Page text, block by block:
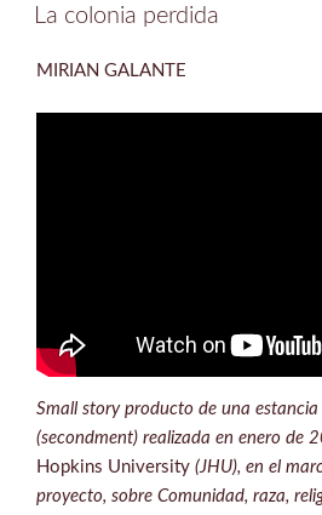
La colonia perdida
MIRIAN GALANTE
Small story producto de una estancia
(secondment) realizada en enero de
Hopkins University (JHU), en el
proyecto, sobre Comunidad, raza,